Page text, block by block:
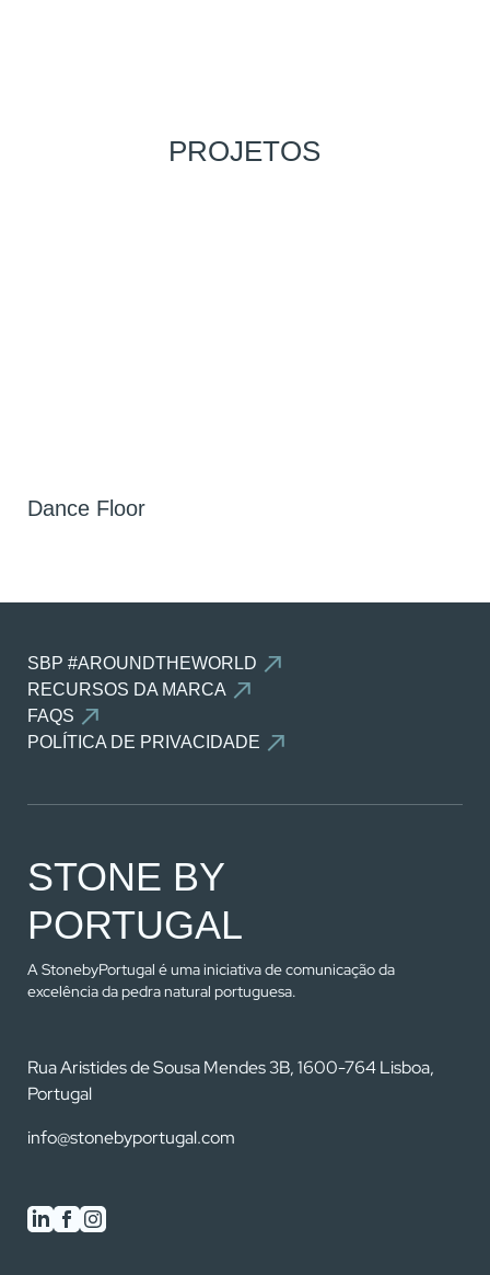
PROJETOS
Dance Floor
SBP #AROUNDTHEWORLD
RECURSOS DA MARCA
FAQS
POLÍTICA DE PRIVACIDADE
STONE BY
PORTUGAL
A StonebyPortugal é uma iniciativa de comunicação da
excelência da pedra natural portuguesa.
Rua Aristides de Sousa Mendes 3B, 1600-764 Lisboa,
Portugal
info@stonebyportugal.com